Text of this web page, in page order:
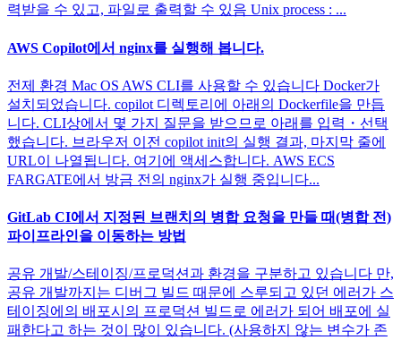
력받을 수 있고, 파일로 출력할 수 있음 Unix process : ...
AWS Copilot에서 nginx를 실행해 봅니다.
전제 환경 Mac OS AWS CLI를 사용할 수 있습니다 Docker가
설치되었습니다. copilot 디렉토리에 아래의 Dockerfile을 만듭
니다. CLI상에서 몇 가지 질문을 받으므로 아래를 입력・선택
했습니다. 브라우저 이전 copilot init의 실행 결과, 마지막 줄에
URL이 나열됩니다. 여기에 액세스합니다. AWS ECS
FARGATE에서 방금 전의 nginx가 실행 중입니다...
GitLab CI에서 지정된 브랜치의 병합 요청을 만들 때(병합 전)
파이프라인을 이동하는 방법
공유 개발/스테이징/프로덕션과 환경을 구분하고 있습니다 만,
공유 개발까지는 디버그 빌드 때문에 스루되고 있던 에러가 스
테이징에의 배포시의 프로덕션 빌드로 에러가 되어 배포에 실
패한다고 하는 것이 많이 있습니다. (사용하지 않는 변수가 존